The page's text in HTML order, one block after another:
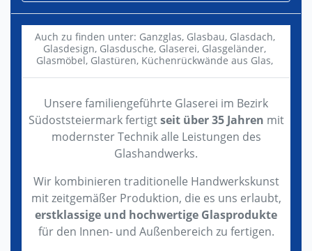
Auch zu finden unter: Ganzglas, Glasbau, Glasdach,
Glasdesign, Glasdusche, Glaserei, Glasgeländer,
Glasmöbel, Glastüren, Küchenrückwände aus Glas,
Unsere familiengeführte Glaserei im Bezirk
Südoststeiermark fertigtseit über 35 Jahren mit
modernster Technik alle Leistungen des
Glashandwerks.
Wir kombinieren traditionelle Handwerkskunst
mit zeitgemäßer Produktion, die es uns erlaubt,
erstklassige und hochwertige Glasprodukte
für den Innen- und Außenbereich zu fertigen.